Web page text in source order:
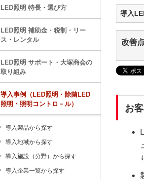
導入
改善点
お
LED照明 特長・選び方
LED照明 補助金・税制・リー
ス・レンタル
LED照明 サポート・大塚商会の
取り組み
導入事例（LED照明・除菌LED
照明・照明コントロ－ル）
導入製品から探す
導入地域から探す
導入施設（分野）から探す
導入企業一覧から探す